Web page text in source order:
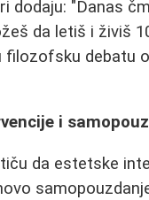
dodaju: "Danas
da letiš i živiš
filozofsku debatu
i
da estetske